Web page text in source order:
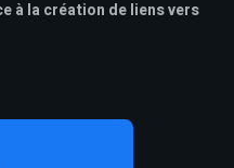
à la création de liens vers